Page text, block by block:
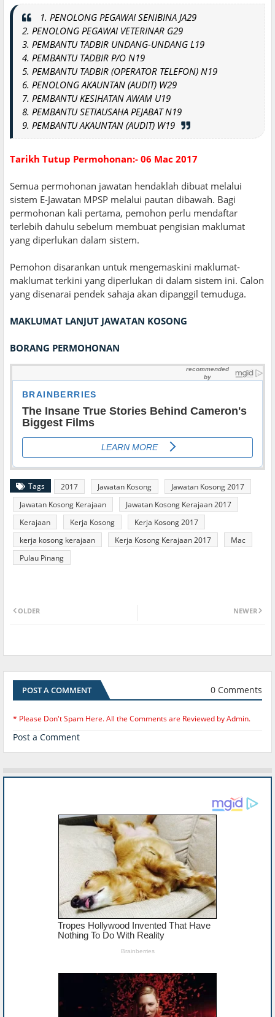
1. PENOLONG PEGAWAI SENIBINA JA29
2. PENOLONG PEGAWAI VETERINAR G29
3. PEMBANTU TADBIR UNDANG-UNDANG L19
4. PEMBANTU TADBIR P/O N19
5. PEMBANTU TADBIR (OPERATOR TELEFON) N19
6. PENOLONG AKAUNTAN (AUDIT) W29
7. PEMBANTU KESIHATAN AWAM U19
8. PEMBANTU SETIAUSAHA PEJABAT N19
9. PEMBANTU AKAUNTAN (AUDIT) W19
Tarikh Tutup Permohonan:- 06 Mac 2017
Semua permohonan jawatan hendaklah dibuat melalui
sistem E-Jawatan MPSP melalui pautan dibawah. Bagi
permohonan kali pertama, pemohon perlu mendaftar
terlebih dahulu sebelum membuat pengisian maklumat
yang diperlukan dalam sistem.
Pemohon disarankan untuk mengemaskini maklumat-
maklumat terkini yang diperlukan di dalam sistem ini. Calon
yang disenarai pendek sahaja akan dipanggil temuduga.
MAKLUMAT LANJUT JAWATAN KOSONG
BORANG PERMOHONAN
Tags 2017 Jawatan Kosong
Jawatan Kosong 2017
Jawatan Kosong Kerajaan
Jawatan Kosong Kerajaan 2017
Kerajaan
Kerja Kosong
Kerja Kosong 2017
kerja kosong kerajaan
Kerja Kosong Kerajaan 2017
Mac
Pulau Pinang
NEWER
OLDER
POST A COMMENT 0 Comments
* Please Don't Spam Here. All the Comments are Reviewed by Admin.
Post a Comment